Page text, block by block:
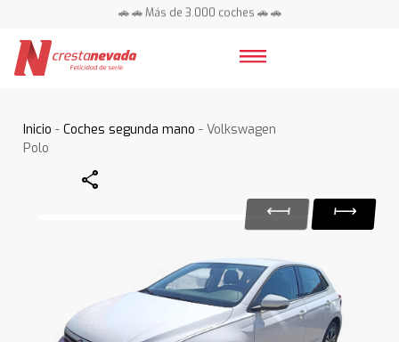
🚗 🚗 Más de 3.000 coches 🚗 🚗
Inicio -Coches segunda mano - Volkswagen
Polo
Share